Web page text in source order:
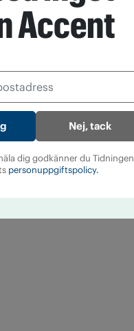
Accent
Nej, tack
dig godkänner du Tidningen
personuppgiftspolicy.